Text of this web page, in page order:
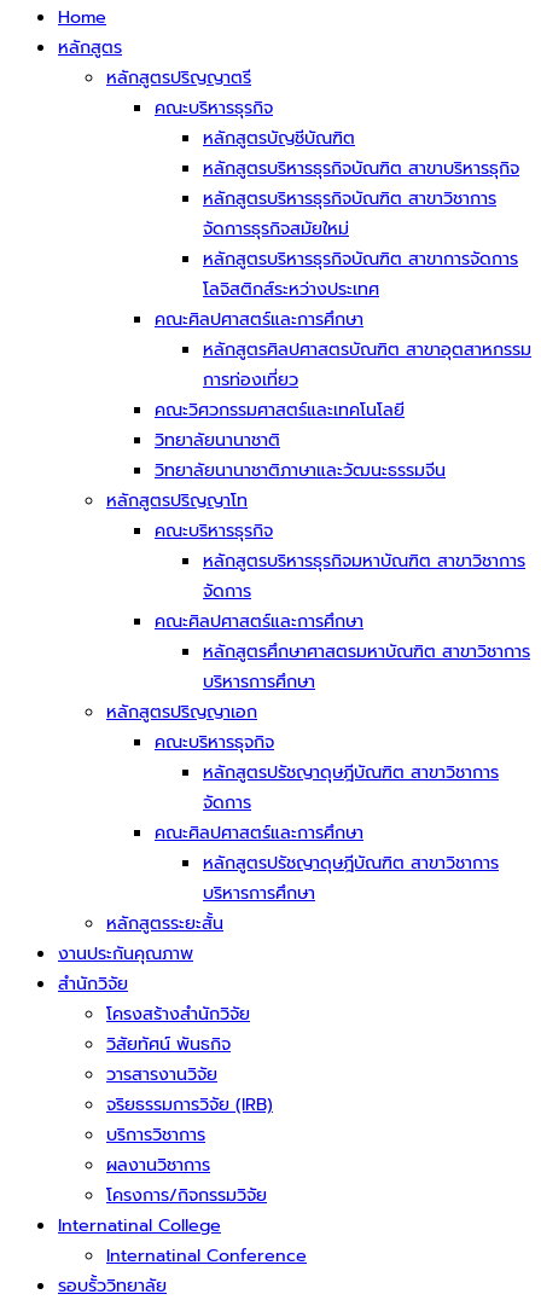
Home
หลักสูตร
หลักสูตรปริญญาตรี
คณะบริหารธุรกิจ
หลักสูตรบัญชีบัณฑิต
หลักสูตรบริหารธุรกิจบัณฑิต สาขาบริหารธุกิจ
หลักสูตรบริหารธุรกิจบัณฑิต สาขาวิชาการ
จัดการธุรกิจสมัยใหม่
หลักสูตรบริหารธุรกิจบัณฑิต สาขาการจัดการ
โลจิสติกส์ระหว่างประเทศ
คณะศิลปศาสตร์และการศึกษา
หลักสูตรศิลปศาสตรบัณฑิต สาขาอุตสาหกรรม
การท่องเที่ยว
คณะวิศวกรรมศาสตร์และเทคโนโลยี
วิทยาลัยนานาชาติ
วิทยาลัยนานาชาติภาษาและวัฒนะธรรมจีน
หลักสูตรปริญญาโท
คณะบริหารธุรกิจ
หลักสูตรบริหารธุรกิจมหาบัณฑิต สาขาวิชาการ
จัดการ
คณะศิลปศาสตร์และการศึกษา
หลักสูตรศึกษาศาสตรมหาบัณฑิต สาขาวิชาการ
บริหารการศึกษา
หลักสูตรปริญญาเอก
คณะบริหารธุจกิจ
หลักสูตรปรัชญาดุษฎีบัณฑิต สาขาวิชาการ
จัดการ
คณะศิลปศาสตร์และการศึกษา
หลักสูตรปรัชญาดุษฎีบัณฑิต สาขาวิชาการ
บริหารการศึกษา
หลักสูตรระยะสั้น
งานประกันคุณภาพ
สำนักวิจัย
โครงสร้างสำนักวิจัย
วิสัยทัศน์ พันธกิจ
วารสารงานวิจัย
จริยธรรมการวิจัย (IRB)
บริการวิชาการ
ผลงานวิชาการ
โครงการ/กิจกรรมวิจัย
Internatinal College
Internatinal Conference
รอบรั้ววิทยาลัย